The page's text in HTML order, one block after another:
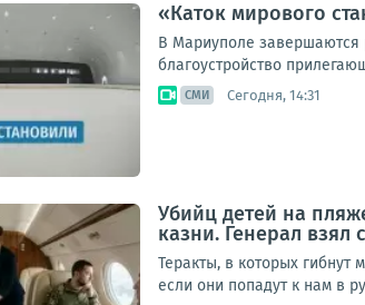
«Каток мирового
В Мариуполе завершаются
благоустройство
СМИ Сегодня, 14:31
Убийц детей на
казни. Генерал взял
Теракты, в которых гибнут
если они попадут к нам в